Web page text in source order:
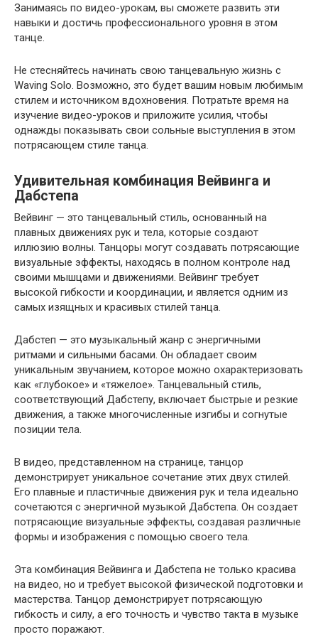
Занимаясь по видео-урокам, вы сможете развить эти
навыки и достичь профессионального уровня в этом
танце.
Не стесняйтесь начинать свою танцевальную жизнь с
Waving Solo. Возможно, это будет вашим новым любимым
стилем и источником вдохновения. Потратьте время на
изучение видео-уроков и приложите усилия, чтобы
однажды показывать свои сольные выступления в этом
потрясающем стиле танца.
Удивительная комбинация Вейвинга и
Дабстепа
Вейвинг — это танцевальный стиль, основанный на
плавных движениях рук и тела, которые создают
иллюзию волны. Танцоры могут создавать потрясающие
визуальные эффекты, находясь в полном контроле над
своими мышцами и движениями. Вейвинг требует
высокой гибкости и координации, и является одним из
самых изящных и красивых стилей танца.
Дабстеп — это музыкальный жанр с энергичными
ритмами и сильными басами. Он обладает своим
уникальным звучанием, которое можно охарактеризовать
как «глубокое» и «тяжелое». Танцевальный стиль,
соответствующий Дабстепу, включает быстрые и резкие
движения, а также многочисленные изгибы и согнутые
позиции тела.
В видео, представленном на странице, танцор
демонстрирует уникальное сочетание этих двух стилей.
Его плавные и пластичные движения рук и тела идеально
сочетаются с энергичной музыкой Дабстепа. Он создает
потрясающие визуальные эффекты, создавая различные
формы и изображения с помощью своего тела.
Эта комбинация Вейвинга и Дабстепа не только красива
на видео, но и требует высокой физической подготовки и
мастерства. Танцор демонстрирует потрясающую
гибкость и силу, а его точность и чувство такта в музыке
просто поражают.